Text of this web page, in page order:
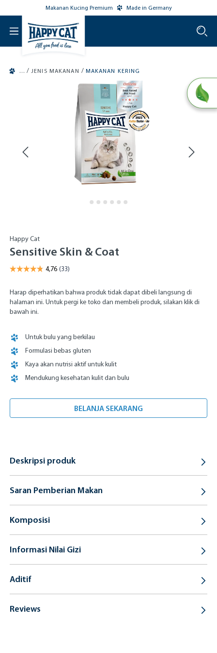
main contentMakanan Kucing Premium Made in Germany
/ JENIS MAKANAN / MAKANAN KERING
Happy Cat
Sensitive Skin & Coat
Harap diperhatikan bahwa produk tidak dapat dibeli langsung di
halaman ini. Untuk pergi ke toko dan membeli produk, silakan klik di
bawah ini.
Untuk bulu yang berkilau
Formulasi bebas gluten
Kaya akan nutrisi aktif untuk kulit
Mendukung kesehatan kulit dan bulu
BELANJA SEKARANG
Deskripsi produk
Saran Pemberian Makan
Komposisi
Informasi Nilai Gizi
Aditif
Reviews